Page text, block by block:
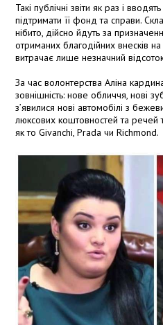
Такі публічні звіти як раз і
підтримати її фонд та справи.
нібито, дійсно йдуть за
отриманих благодійних внесків
витрачає лише незначний
За час волонтерства Аліна
зовнішність: нове обличчя, нові
з’явилися нові автомобілі з
люксових коштовностей та речей
як то Givanchi, Prada чи Richmond.